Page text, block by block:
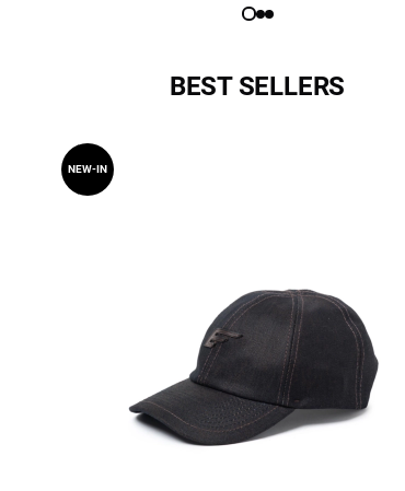
BEST SELLERS
NEW-IN